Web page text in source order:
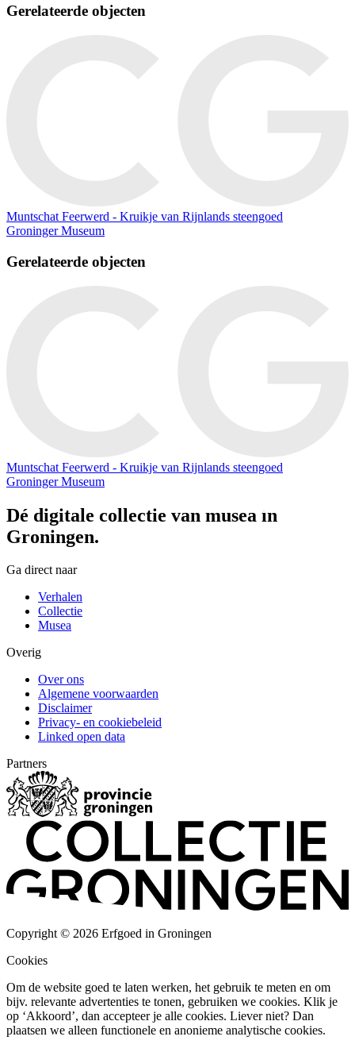
Gerelateerde objecten
Muntschat Feerwerd - Kruikje van Rijnlands steengoed
Groninger Museum
Gerelateerde objecten
Muntschat Feerwerd - Kruikje van Rijnlands steengoed
Groninger Museum
Dé digitale collectie van musea in
Groningen.
Ga direct naar
Verhalen
Collectie
Musea
Overig
Over ons
Algemene voorwaarden
Disclaimer
Privacy- en cookiebeleid
Linked open data
Partners
Copyright © 2026 Erfgoed in Groningen
Cookies
Om de website goed te laten werken, het gebruik te meten en om
bijv. relevante advertenties te tonen, gebruiken we cookies. Klik je
op ‘Akkoord’, dan accepteer je alle cookies. Liever niet? Dan
plaatsen we alleen functionele en anonieme analytische cookies.